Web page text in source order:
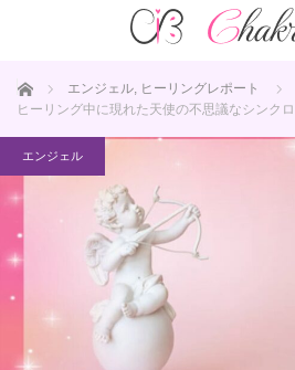
ホーム エンジェル, ヒーリングレポート
ヒーリング中に現れた天使の不思議なシンクロ
エンジェル